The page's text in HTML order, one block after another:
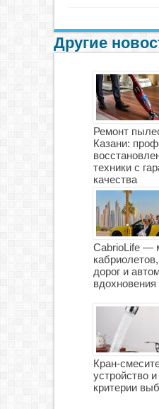
Другие
Ремонт
Казани:
техники с
качества
CabrioLife —
дорог и
вдохновения
Кран-
устройство
критерии